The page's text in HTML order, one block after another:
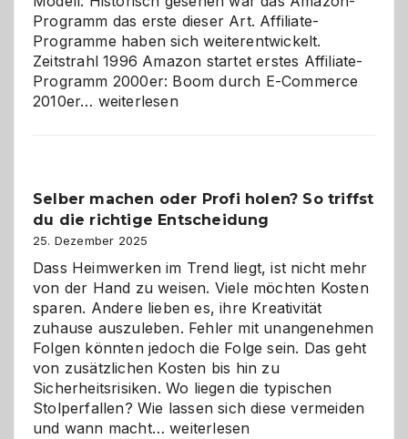
Programm das erste dieser Art. Affiliate-
Programme haben sich weiterentwickelt.
Zeitstrahl 1996 Amazon startet erstes Affiliate-
Programm 2000er: Boom durch E-Commerce
2010er… Affiliate-
Herausforderungen
und
Zukunft
weiterlesen
Selber machen oder Profi holen? So triffst
du die richtige Entscheidung
25. Dezember 2025
Dass Heimwerken im Trend liegt, ist nicht mehr
von der Hand zu weisen. Viele möchten Kosten
sparen. Andere lieben es, ihre Kreativität
zuhause auszuleben. Fehler mit unangenehmen
Folgen könnten jedoch die Folge sein. Das geht
von zusätzlichen Kosten bis hin zu
Sicherheitsrisiken. Wo liegen die typischen
Stolperfallen? Wie lassen sich diese vermeiden
und wann macht…Selber
weiterlesen